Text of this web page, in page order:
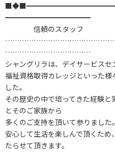
━━━━━━━━━━━━
信頼のスタッフ
………………………………
シャングリラは、デイサービスセ
福祉資格取得カレッジといった
した。
その歴史の中で培ってきた経験
とそのご家族から
多くのご支持を頂いて参りました。
安心して生活を楽しんで頂くた
たらせて頂きます。